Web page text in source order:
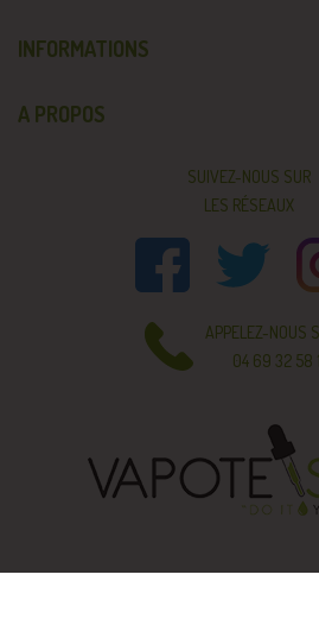
INFORMATIONS
A PROPOS
SUIVEZ-NOUS SUR
LES RÉSEAUX
APPELEZ-NOUS
04 69 32 58